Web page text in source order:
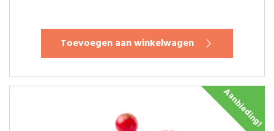
Toevoegen aan winkelwagen
Aanbieding!